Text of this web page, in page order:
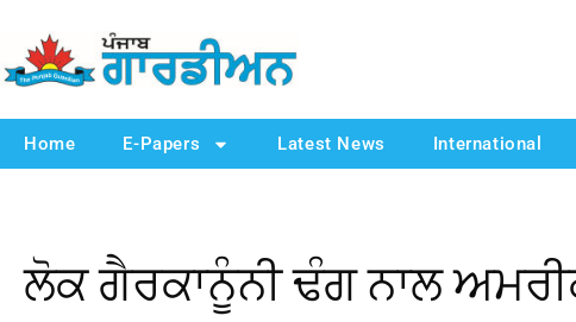
Home E-Papers Latest News International
ਲੋਕ ਗੈਰਕਾਨੂੰਨੀ ਢੰਗ ਨਾਲ